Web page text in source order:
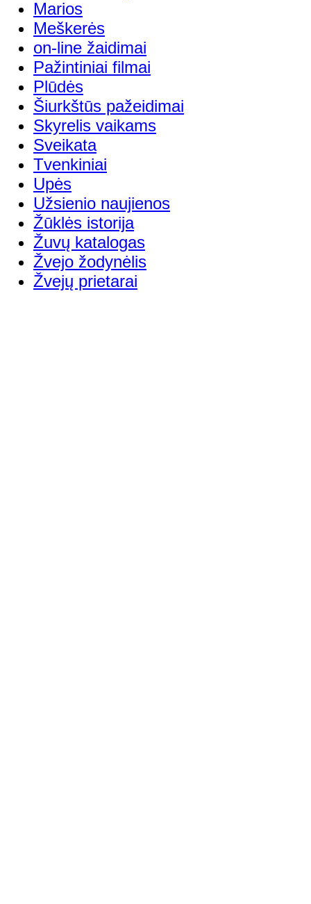
Marios
Meškerės
on-line žaidimai
Pažintiniai filmai
Plūdės
Šiurkštūs pažeidimai
Skyrelis vaikams
Sveikata
Tvenkiniai
Upės
Užsienio naujienos
Žūklės istorija
Žuvų katalogas
Žvejo žodynėlis
Žvejų prietarai